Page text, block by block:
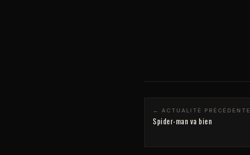
← ACTUALITÉ PRÉCÉDENTE
Spider-man va bien